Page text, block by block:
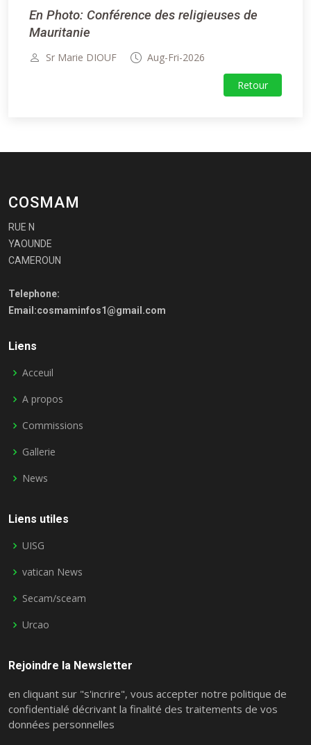
En Photo: Conférence des religieuses de
Mauritanie
Sr Marie DIOUF Aug-Fri-2026
Retour
COSMAM
RUE N
YAOUNDE
CAMEROUN
Telephone:
Email:cosmaminfos1@gmail.com
Liens
Acceuil
A propos
Commissions
Gallerie
News
Liens utiles
UISG
vatican News
Secam/sceam
Urcao
Rejoindre la Newsletter
en cliquant sur "s'incrire", vous accepter notre politique de
confidentialé décrivant la finalité des traitements de vos
données personnelles